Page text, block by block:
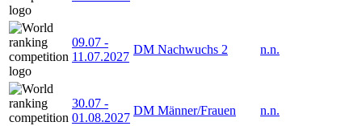
09.07 -
11.07.2027
DM Nachwuchs 2 n.n.
30.07 -
01.08.2027
DM Männer/Frauen n.n.